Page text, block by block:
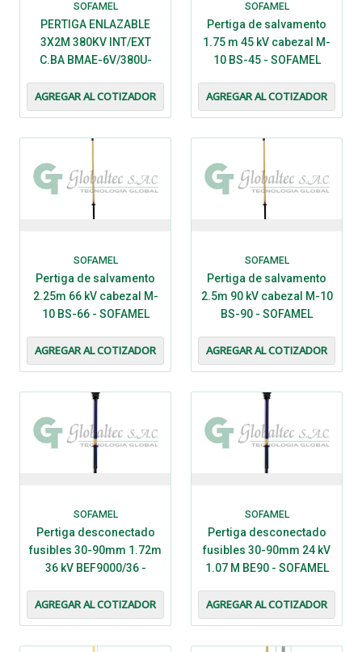
SOFAMEL
PERTIGA ENLAZABLE
3X2M 380KV INT/EXT
C.BA BMAE-6V/380U-
AGREGAR AL COTIZADOR
SOFAMEL
Pertiga de salvamento
1.75 m 45 kV cabezal M-
10 BS-45 - SOFAMEL
AGREGAR AL COTIZADOR
SOFAMEL
Pertiga de salvamento
2.25m 66 kV cabezal M-
10 BS-66 - SOFAMEL
AGREGAR AL COTIZADOR
SOFAMEL
Pertiga de salvamento
2.5m 90 kV cabezal M-10
BS-90 - SOFAMEL
AGREGAR AL COTIZADOR
SOFAMEL
Pertiga desconectado
fusibles 30-90mm 1.72m
36 kV BEF9000/36 -
AGREGAR AL COTIZADOR
SOFAMEL
Pertiga desconectado
fusibles 30-90mm 24 kV
1.07 M BE90 - SOFAMEL
AGREGAR AL COTIZADOR